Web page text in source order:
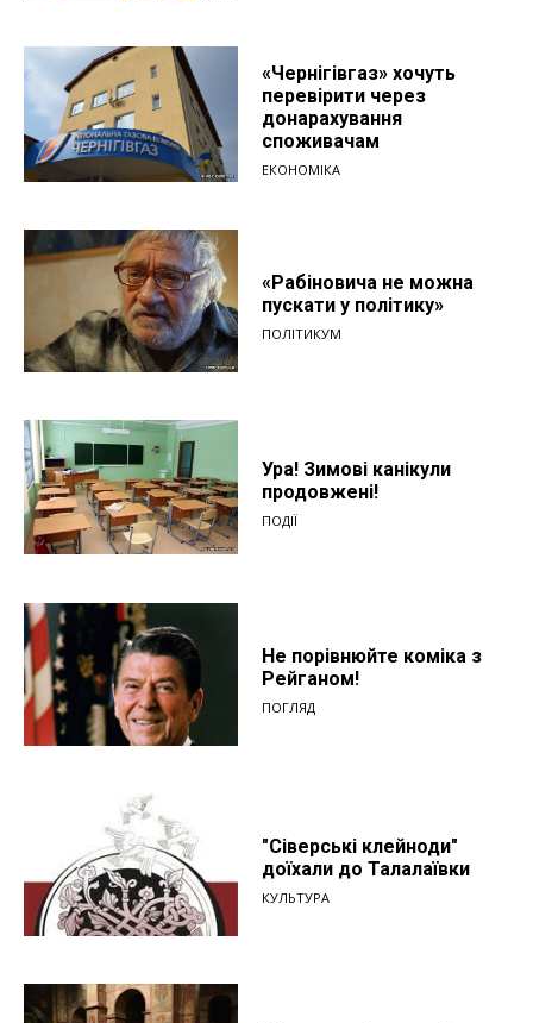
«Чернігівгаз» хочуть
перевірити через
донарахування
споживачам
ЕКОНОМІКА
«Рабіновича не можна
пускати у політику»
ПОЛІТИКУМ
Ура! Зимові канікули
продовжені!
ПОДІЇ
Не порівнюйте коміка з
Рейганом!
ПОГЛЯД
"Сіверські клейноди"
доїхали до Талалаївки
КУЛЬТУРА